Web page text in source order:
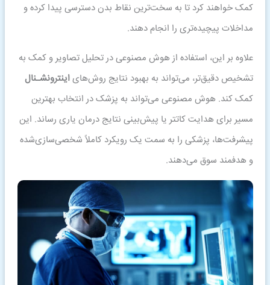
کمک خواهند کرد تا به سخت‌ترین نقاط بدن دسترسی پیدا کرده و
مداخلات پیچیده‌تری را انجام دهند.
علاوه بر این، استفاده از هوش مصنوعی در تحلیل تصاویر و کمک به
تشخیص دقیق‌تر، می‌تواند به بهبود نتایج روش‌هایاینترونشـنال
کمک کند. هوش مصنوعی می‌تواند به پزشک در انتخاب بهترین
مسیر برای هدایت کاتتر یا پیش‌بینی نتایج درمان یاری رساند. این
پیشرفت‌ها، پزشکی را به سمت یک رویکرد کاملاً شخصی‌سازی‌شده
و هدفمند سوق می‌دهند.